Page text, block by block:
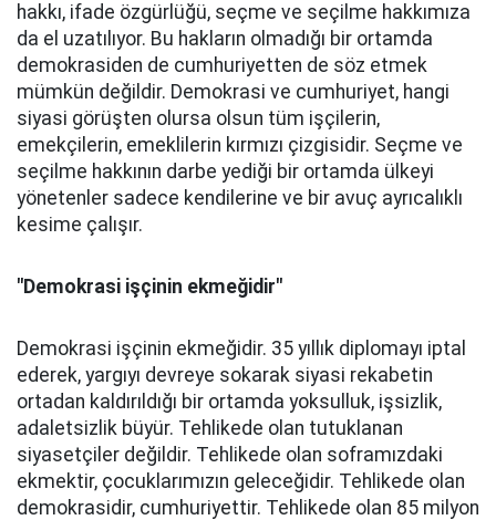
hakkı, ifade özgürlüğü, seçme ve seçilme hakkımıza
da el uzatılıyor. Bu hakların olmadığı bir ortamda
demokrasiden de cumhuriyetten de söz etmek
mümkün değildir. Demokrasi ve cumhuriyet, hangi
siyasi görüşten olursa olsun tüm işçilerin,
emekçilerin, emeklilerin kırmızı çizgisidir. Seçme ve
seçilme hakkının darbe yediği bir ortamda ülkeyi
yönetenler sadece kendilerine ve bir avuç ayrıcalıklı
kesime çalışır.
"Demokrasi işçinin ekmeğidir"
Demokrasi işçinin ekmeğidir. 35 yıllık diplomayı iptal
ederek, yargıyı devreye sokarak siyasi rekabetin
ortadan kaldırıldığı bir ortamda yoksulluk, işsizlik,
adaletsizlik büyür. Tehlikede olan tutuklanan
siyasetçiler değildir. Tehlikede olan soframızdaki
ekmektir, çocuklarımızın geleceğidir. Tehlikede olan
demokrasidir, cumhuriyettir. Tehlikede olan 85 milyon